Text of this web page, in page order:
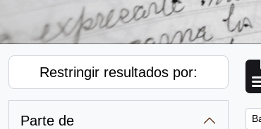
Restringir resultados por:
Parte de